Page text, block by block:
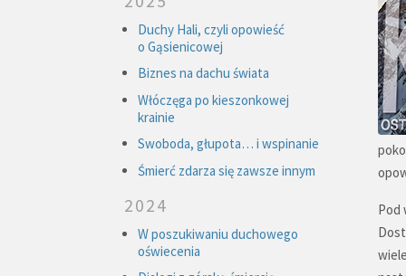
Duchy Hali, czyli opowieść
o Gąsienicowej
Biznes na dachu świata
Włóczęga po kieszonkowej
krainie
Swoboda, głupota… i wspinanie
Śmierć zdarza się zawsze innym
2024
W poszukiwaniu duchowego
oświecenia
Pod